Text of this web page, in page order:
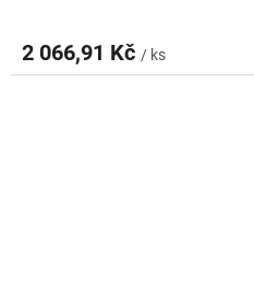
2 066,91 Kč / ks